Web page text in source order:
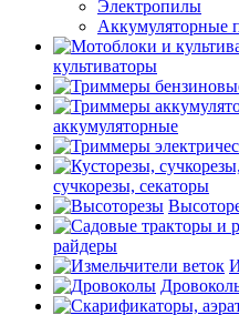
Электропилы
Аккумуляторные
культиваторы
аккумуляторные
сучкорезы, секаторы
райдеры